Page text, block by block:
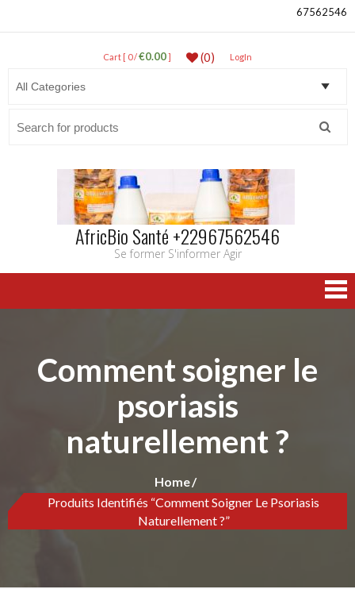
67562546
Cart [ 0 /€0.00] (0) LogIn
AfricBio Santé +22967562546
Se former S'informer Agir
Comment soigner le
psoriasis
naturellement ?
Home
Produits Identifiés “Comment Soigner Le Psoriasis
Naturellement ?”